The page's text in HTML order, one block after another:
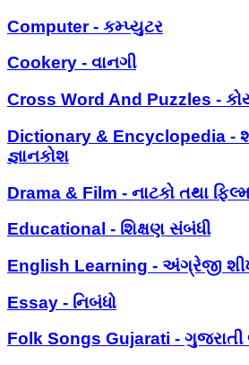
Computer - કમ્પ્યુટર
Cookery - વાનગી
Cross Word And Puzzles -
Dictionary & Encyclopedia -
જ્ઞાનકોશ
Drama & Film - નાટકો તથા ફિલ્મ
Educational - શિક્ષણ સંબંધી
English Learning - અંગ્રેજી
Essay - નિબંધો
Folk Songs Gujarati - ગુજરાતી